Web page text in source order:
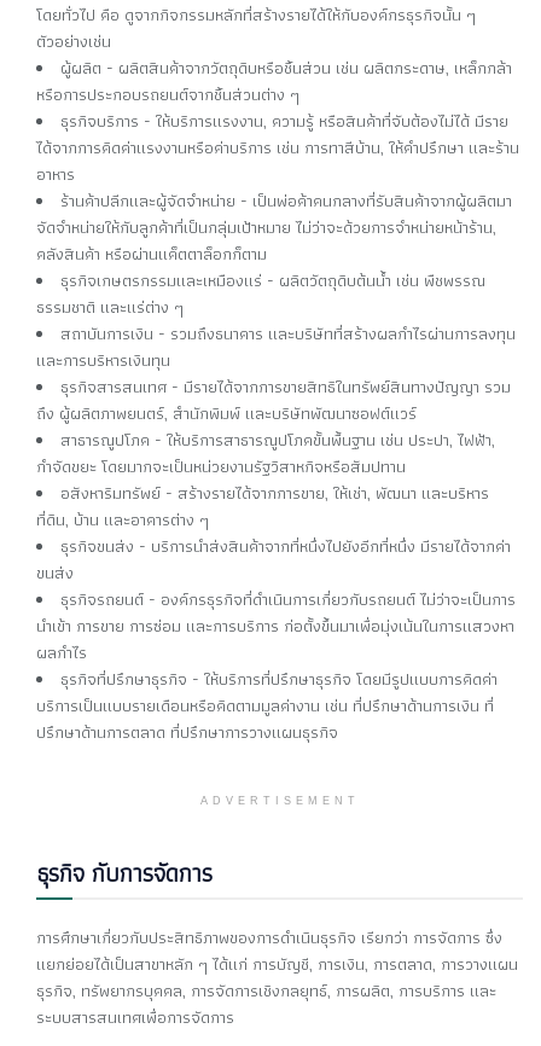
โดยทั่วไป คือ ดูจากกิจกรรมหลักที่สร้างรายได้ให้กับองค์กรธุรกิจนั้น ๆ
ตัวอย่างเช่น
ผู้ผลิต - ผลิตสินค้าจากวัตถุดิบหรือชิ้นส่วน เช่น ผลิตกระดาษ, เหล็กกล้า
หรือการประกอบรถยนต์จากชิ้นส่วนต่าง ๆ
ธุรกิจบริการ - ให้บริการแรงงาน, ความรู้ หรือสินค้าที่จับต้องไม่ได้ มีราย
ได้จากการคิดค่าแรงงานหรือค่าบริการ เช่น การทาสีบ้าน, ให้คำปรึกษา และร้าน
อาหาร
ร้านค้าปลีกและผู้จัดจำหน่าย - เป็นพ่อค้าคนกลางที่รับสินค้าจากผู้ผลิตมา
จัดจำหน่ายให้กับลูกค้าที่เป็นกลุ่มเป้าหมาย ไม่ว่าจะด้วยการจำหน่ายหน้าร้าน,
คลังสินค้า หรือผ่านแค็ตตาล็อกก็ตาม
ธุรกิจเกษตรกรรมและเหมืองแร่ - ผลิตวัตถุดิบต้นน้ำ เช่น พืชพรรณ
ธรรมชาติ และแร่ต่าง ๆ
สถาบันการเงิน - รวมถึงธนาคาร และบริษัทที่สร้างผลกำไรผ่านการลงทุน
และการบริหารเงินทุน
ธุรกิจสารสนเทศ - มีรายได้จากการขายสิทธิในทรัพย์สินทางปัญญา รวม
ถึง ผู้ผลิตภาพยนตร์, สำนักพิมพ์ และบริษัทพัฒนาซอฟต์แวร์
สาธารณูปโภค - ให้บริการสาธารณูปโภคขั้นพื้นฐาน เช่น ประปา, ไฟฟ้า,
กำจัดขยะ โดยมากจะเป็นหน่วยงานรัฐวิสาหกิจหรือสัมปทาน
อสังหาริมทรัพย์ - สร้างรายได้จากการขาย, ให้เช่า, พัฒนา และบริหาร
ที่ดิน, บ้าน และอาคารต่าง ๆ
ธุรกิจขนส่ง - บริการนำส่งสินค้าจากที่หนึ่งไปยังอีกที่หนึ่ง มีรายได้จากค่า
ขนส่ง
ธุรกิจรถยนต์ - องค์กรธุรกิจที่ดำเนินการเกี่ยวกับรถยนต์ ไม่ว่าจะเป็นการ
นำเข้า การขาย การซ่อม และการบริการ ก่อตั้งขึ้นมาเพื่อมุ่งเน้นในการแสวงหา
ผลกำไร
ธุรกิจที่ปรึกษาธุรกิจ - ให้บริการที่ปรึกษาธุรกิจ โดยมีรูปแบบการคิดค่า
บริการเป็นแบบรายเดือนหรือคิดตามมูลค่างาน เช่น ที่ปรึกษาด้านการเงิน ที่
ปรึกษาด้านการตลาด ที่ปรึกษาการวางแผนธุรกิจ
ADVERTISEMENT
ธุรกิจ กับการจัดการ
การศึกษาเกี่ยวกับประสิทธิภาพของการดำเนินธุรกิจ เรียกว่า การจัดการ ซึ่ง
แยกย่อยได้เป็นสาขาหลัก ๆ ได้แก่ การบัญชี, การเงิน, การตลาด, การวางแผน
ธุรกิจ, ทรัพยากรบุคคล, การจัดการเชิงกลยุทธ์, การผลิต, การบริการ และ
ระบบสารสนเทศเพื่อการจัดการ